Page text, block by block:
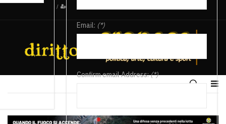
/
Email: (*)
Confirm email Address:(*)